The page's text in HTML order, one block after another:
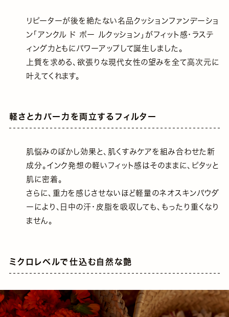
リピーターが後を絶たない名品クッションファンデーショ
ン「アンクル ド ポー ルクッション」がフィット感・ラステ
ィング力ともにパワーアップして誕生しました。
上質を求める、欲張りな現代女性の望みを全て⾼次元に
叶えてくれます。
軽さとカバー⼒を両⽴するフィルター
肌悩みのぼかし効果と、肌くすみケアを組み合わせた新
成分。インク発想の軽いフィット感はそのままに、ピタッと
肌に密着。
さらに、重⼒を感じさせないほど軽量のネオスキンパウダ
ーにより、⽇中の汗・⽪脂を吸収しても、もったり重くなり
ません。
ミクロレベルで仕込む⾃然な艶